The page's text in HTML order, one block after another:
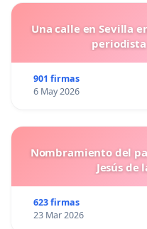
Una calle en Sevilla
901 firmas
6 May 2026
Nombramiento del
Jesús de
623 firmas
23 Mar 2026